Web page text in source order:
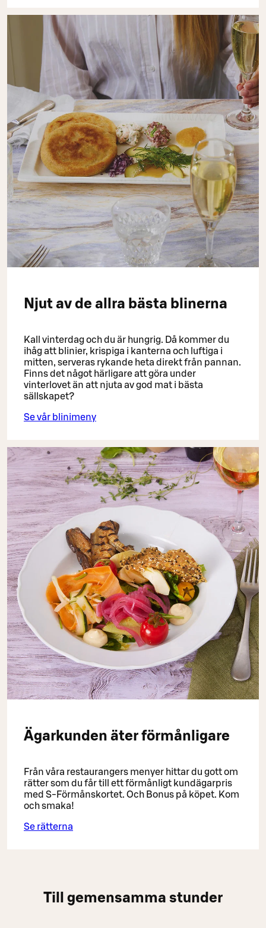
Njut av de allra bästa blinerna
Kall vinterdag och du är hungrig. Då kommer du
ihåg att blinier, krispiga i kanterna och luftiga i
mitten, serveras rykande heta direkt från pannan.
Finns det något härligare att göra under
vinterlovet än att njuta av god mat i bästa
sällskapet?
Se vår blinimeny
Ägarkunden äter förmånligare
Från våra restaurangers menyer hittar du gott om
rätter som du får till ett förmånligt kundägarpris
med S-Förmånskortet. Och Bonus på köpet. Kom
och smaka!
Se rätterna
Till gemensamma stunder